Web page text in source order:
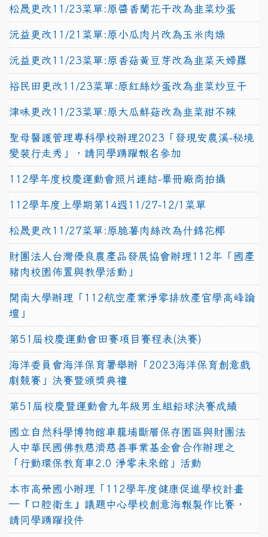
松晟更改11/23菜單:原醬香蘭花干改為韭菜炒蛋
沅益更改11/21菜單:原小瓜肉片改為玉米肉燥
沅益更改11/23菜單:原香菇黃豆芽改為韭菜天婦羅
裕民田更改11/23菜單:原紅絲炒蛋改為韭菜炒豆干
津味更改11/23菜單:原大瓜鮮菇改為韭菜甜不辣
聖母醫護管理專科學校辦理2023「發現安農溪-秘境
變裝行走秀」，請同學踴躍報名參加
112學年度校慶運動會照片連結-畢冊廠商拍攝
112學年度上學期第14週11/27-12/1菜單
松晟更改11/27菜單:原脆薯肉絲改為什錦花椰
財團法人台灣優良農產品發展協會辦理112年「國產
豬肉校園佈置與教學活動」
開南大學辦理「112航空產業淨零排放產官學高峰論
壇」
第51屆校慶運動會田賽項目賽程表(決賽)
海洋委員會海洋保育署舉辦「2023海洋保育創意戲
劇競賽」決賽暨頒獎典禮
第51屆校慶暨運動會九年級男生組鉛球決賽成績
國立自然科學博物館車籠埔斷層保存園區與財團法
人中華民國佛教慈濟慈善事業基金會合作辦理之
「行動環保教育車2.0 淨零未來館」活動
本市高榮國小辦理「112學年度健康促進學校計畫
─『口腔衛生』議題中心學校創意海報製作比賽，
請同學踴躍投件